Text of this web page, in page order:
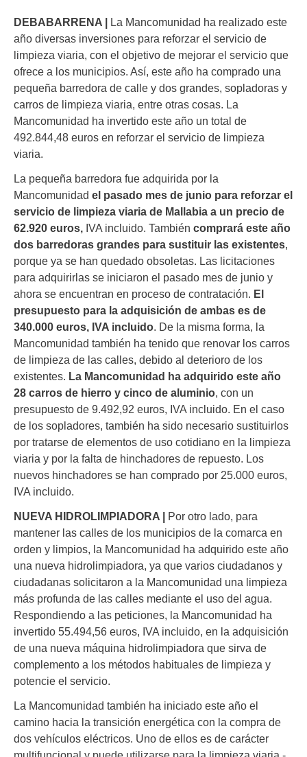
DEBABARRENA | La Mancomunidad ha realizado este
año diversas inversiones para reforzar el servicio de
limpieza viaria, con el objetivo de mejorar el servicio que
ofrece a los municipios. Así, este año ha comprado una
pequeña barredora de calle y dos grandes, sopladoras y
carros de limpieza viaria, entre otras cosas. La
Mancomunidad ha invertido este año un total de
492.844,48 euros en reforzar el servicio de limpieza
viaria.
La pequeña barredora fue adquirida por la
Mancomunidad el pasado mes de junio para reforzar el
servicio de limpieza viaria de Mallabia a un precio de
62.920 euros, IVA incluido. También comprará este año
dos barredoras grandes para sustituir las existentes,
porque ya se han quedado obsoletas. Las licitaciones
para adquirirlas se iniciaron el pasado mes de junio y
ahora se encuentran en proceso de contratación. El
presupuesto para la adquisición de ambas es de
340.000 euros, IVA incluido. De la misma forma, la
Mancomunidad también ha tenido que renovar los carros
de limpieza de las calles, debido al deterioro de los
existentes. La Mancomunidad ha adquirido este año
28 carros de hierro y cinco de aluminio, con un
presupuesto de 9.492,92 euros, IVA incluido. En el caso
de los sopladores, también ha sido necesario sustituirlos
por tratarse de elementos de uso cotidiano en la limpieza
viaria y por la falta de hinchadores de repuesto. Los
nuevos hinchadores se han comprado por 25.000 euros,
IVA incluido.
NUEVA HIDROLIMPIADORA |
Por otro lado, para
mantener las calles de los municipios de la comarca en
orden y limpios, la Mancomunidad ha adquirido este año
una nueva hidrolimpiadora, ya que varios ciudadanos y
ciudadanas solicitaron a la Mancomunidad una limpieza
más profunda de las calles mediante el uso del agua.
Respondiendo a las peticiones, la Mancomunidad ha
invertido 55.494,56 euros, IVA incluido, en la adquisición
de una nueva máquina hidrolimpiadora que sirva de
complemento a los métodos habituales de limpieza y
potencie el servicio.
La Mancomunidad también ha iniciado este año el
camino hacia la transición energética con la compra de
dos vehículos eléctricos. Uno de ellos es de carácter